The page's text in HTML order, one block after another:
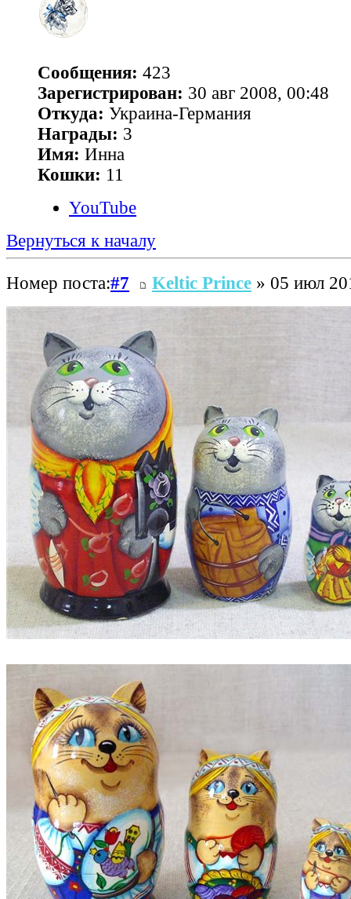
Сообщения: 423
Зарегистрирован: 30 авг 2008, 00:48
Откуда: Украина-Германия
Награды: 3
Имя: Инна
Кошки: 11
YouTube
Вернуться к началу
Номер поста:#7 Keltic Prince » 05 июл